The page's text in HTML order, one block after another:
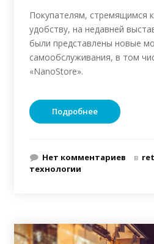
Покупателям, стремящимся
удобству, на недавней
были представлены новые
самообслуживания, в том
«NanoStore».
Подробнее
Нет комментариев в
технологии